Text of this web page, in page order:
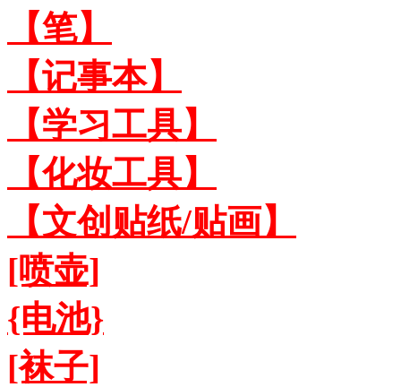
【笔】
【记事本】
【学习工具】
【化妆工具】
【文创贴纸/贴画】
[喷壶]
{电池}
[袜子]